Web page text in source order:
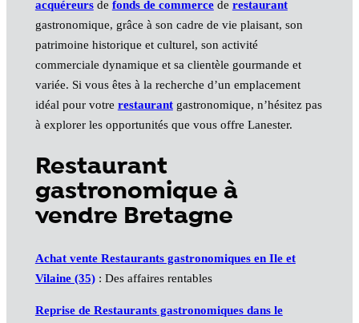
acquéreursde fonds de commercede restaurant
gastronomique, grâce à son cadre de vie plaisant, son
patrimoine historique et culturel, son activité
commerciale dynamique et sa clientèle gourmande et
variée. Si vous êtes à la recherche d’un emplacement
idéal pour votre restaurantgastronomique, n’hésitez pas
à explorer les opportunités que vous offre Lanester.
Restaurant
gastronomique à
vendre Bretagne
Achat vente Restaurants gastronomiques en Ile et
Vilaine (35): Des affaires rentables
Reprise de Restaurants gastronomiques dans le